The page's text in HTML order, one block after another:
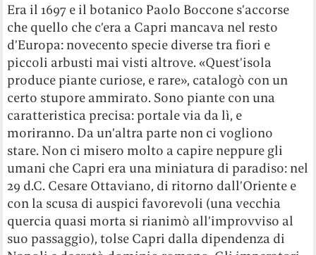
Era il 1697 e il botanico Paolo Boccone s’accorse
che quello che c’era a Capri mancava nel resto
d’Europa: novecento specie diverse tra fiori e
piccoli arbusti mai visti altrove. «Quest’isola
produce piante curiose, e rare», catalogò con un
certo stupore ammirato. Sono piante con una
caratteristica precisa: portale via da lì, e
moriranno. Da un’altra parte non ci vogliono
stare. Non ci misero molto a capire neppure gli
umani che Capri era una miniatura di paradiso: nel
29 d.C. Cesare Ottaviano, di ritorno dall’Oriente e
con la scusa di auspici favorevoli (una vecchia
quercia quasi morta si rianimò all’improvviso al
suo passaggio), tolse Capri dalla dipendenza di